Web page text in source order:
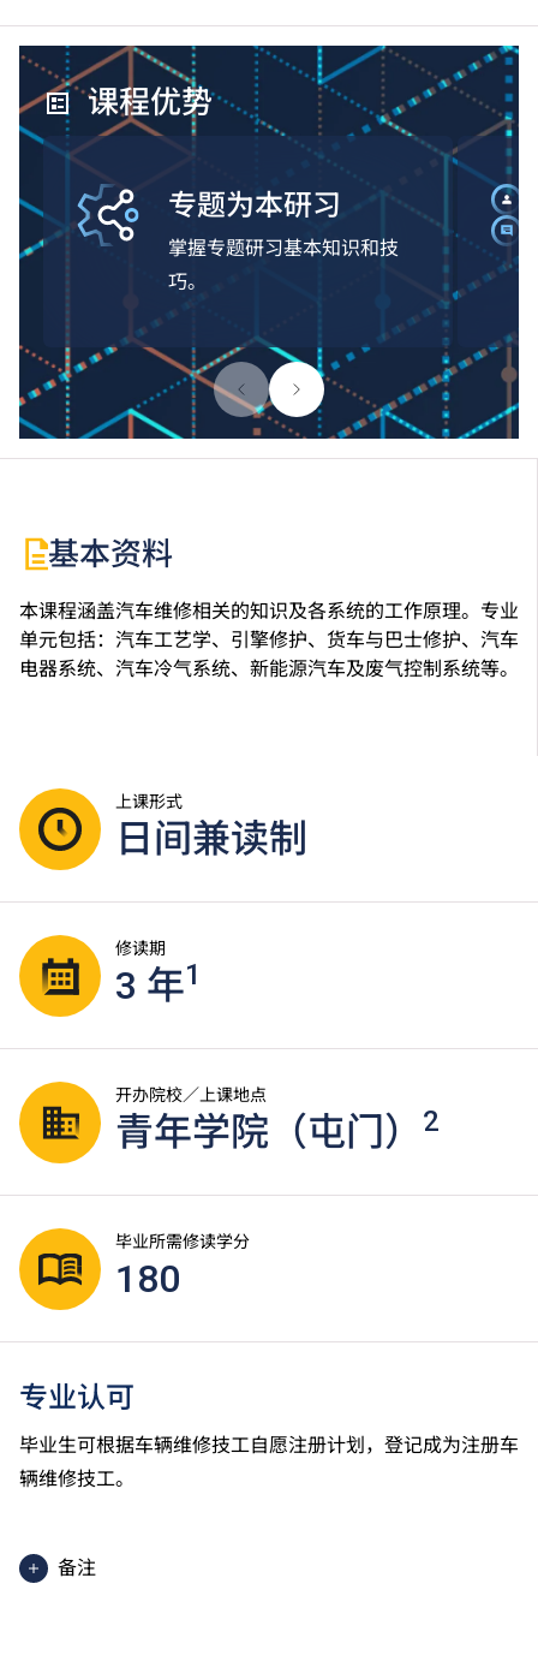
课程优势
专题为本研习
掌握专题研习基本知识和技
巧。
基本资料
本课程涵盖汽车维修相关的知识及各系统的工作原理。专业
单元包括：汽车工艺学、引擎修护、货车与巴士修护、汽车
电器系统、汽车冷气系统、新能源汽车及废气控制系统等。
上课形式
日间兼读制
修读期
3 年1
开办院校／上课地点
青年学院（屯门） 2
毕业所需修读学分
180
专业认可
毕业生可根据车辆维修技工自愿注册计划，登记成为注册车
辆维修技工。
备注